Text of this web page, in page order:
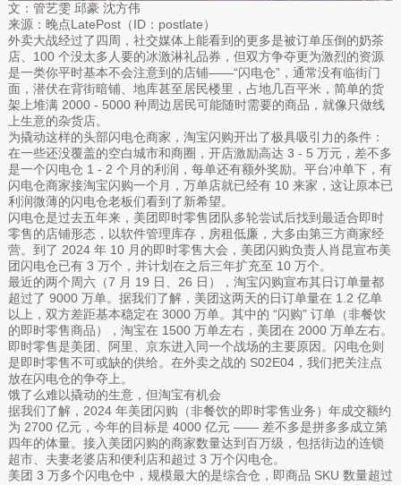
文：管艺雯 邱豪 沈方伟
来源：晚点LatePost（ID：postlate）
外卖大战经过了四周，社交媒体上能看到的更多是被订单压倒的奶茶
店、100 个没太多人要的冰激淋礼品券，但双方争夺更为激烈的资源
是一类你平时基本不会注意到的店铺——“闪电仓”，通常没有临街门
面，潜伏在背街暗铺、地库甚至居民楼里，占地几百平米，简单的货
架上堆满 2000 - 5000 种周边居民可能随时需要的商品，就像只做线
上生意的杂货店。
为撬动这样的头部闪电仓商家，淘宝闪购开出了极具吸引力的条件：
在一些还没覆盖的空白城市和商圈，开店激励高达 3 - 5 万元，差不多
是一个闪电仓 1 - 2 个月的利润，每单还有额外奖励。平台冲单下，有
闪电仓商家接淘宝闪购一个月，万单店就已经有 10 来家，这让原本已
利润微薄的闪电仓老板们看到了新希望。
闪电仓是过去五年来，美团即时零售团队多轮尝试后找到最适合即时
零售的店铺形态，以软件管理库存，房租低廉，大多由第三方商家经
营。到了 2024 年 10 月的即时零售大会，美团闪购负责人肖昆宣布美
团闪电仓已有 3 万个，并计划在之后三年扩充至 10 万个。
最近的两个周六（7 月 19 日、26 日），淘宝闪购宣布其日订单量都
超过了 9000 万单。据我们了解，美团这两天的日订单量在 1.2 亿单
以上，双方差距基本稳定在 3000 万单。其中的 “闪购” 订单（非餐饮
的即时零售商品），淘宝在 1500 万单左右，美团在 2000 万单左右。
即时零售是美团、阿里、京东进入同一个战场的主要原因。闪电仓则
是即时零售不可或缺的供给。在外卖之战的 S02E04，我们把关注点
放在闪电仓的争夺上。
饿了么难以撬动的生意，但淘宝有机会
据我们了解，2024 年美团闪购（非餐饮的即时零售业务）年成交额约
为 2700 亿元，今年的目标是 4000 亿元 —— 差不多是拼多多成立第
四年的体量。接入美团闪购的商家数量达到百万级，包括街边的连锁
超市、夫妻老婆店和便利店和超过 3 万个闪电仓。
美团 3 万多个闪电仓中，规模最大的是综合仓，即商品 SKU 数量超过